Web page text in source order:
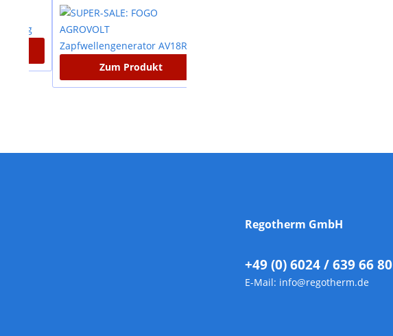
Zum Produkt
Regotherm GmbH
+49 (0) 6024 / 639 66 80
E-Mail: info@regotherm.de